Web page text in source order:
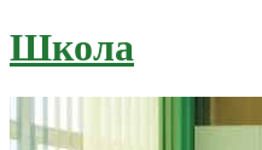
Школа